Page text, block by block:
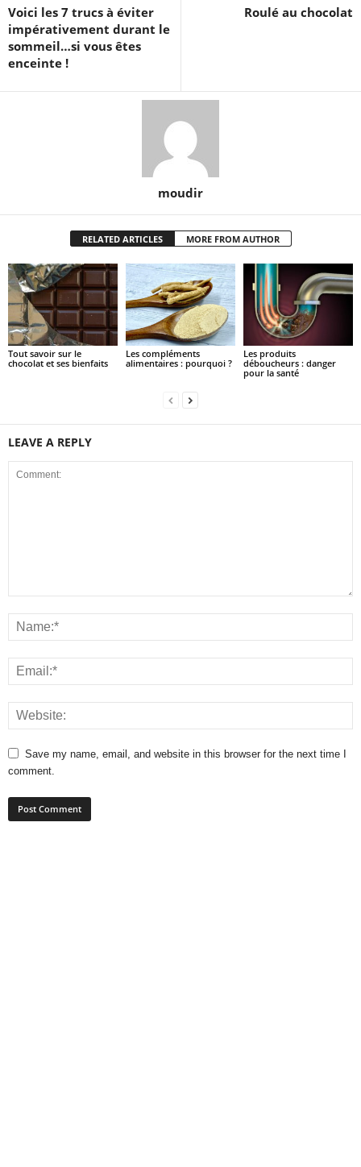
Voici les 7 trucs à éviter
impérativement durant le
sommeil…si vous êtes
enceinte !
Roulé au chocolat
moudir
RELATED ARTICLES MORE FROM AUTHOR
Tout savoir sur le
chocolat et ses bienfaits
Les compléments
alimentaires : pourquoi ?
Les produits
déboucheurs : danger
pour la santé
LEAVE A REPLY
Save my name, email, and website in this browser for the next time I
comment.